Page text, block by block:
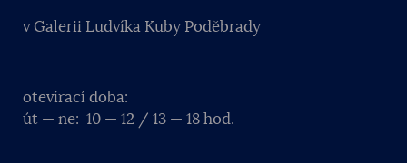
v Galerii Ludvíka Kuby Poděbrady
otevírací doba:
út — ne: 10 — 12 / 13 — 18 hod.